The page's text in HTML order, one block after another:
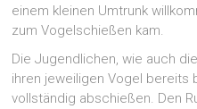
einem kleinen Umtrunk
zum Vogelschießen kam.
Die Jugendlichen, wie auch
ihren jeweiligen Vogel bereits
vollständig abschießen. Den